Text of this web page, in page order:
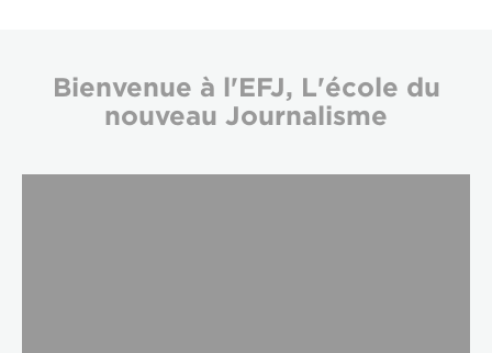
Bienvenue à l'EFJ, L'école du
nouveau Journalisme